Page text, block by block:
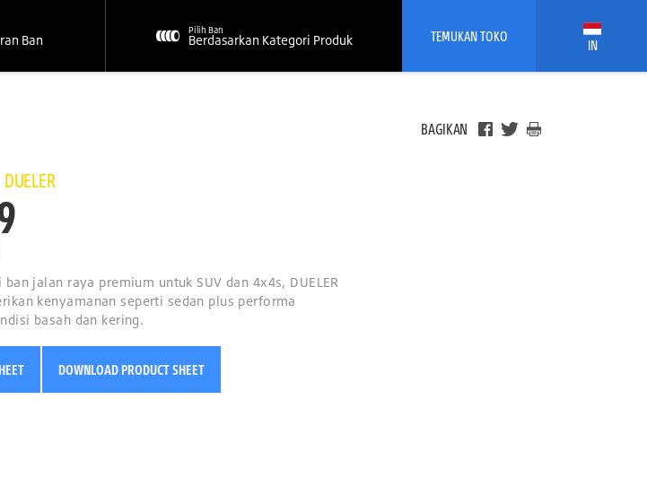
Ban
Pilih Ban
Berdasarkan Kategori Produk TEMUKAN TOKO IN
BAGIKAN
DUELER
jalan raya premium untuk SUV dan 4x4s, DUELER
kenyamanan seperti sedan plus performa
basah dan kering.
DOWNLOAD PRODUCT SHEET